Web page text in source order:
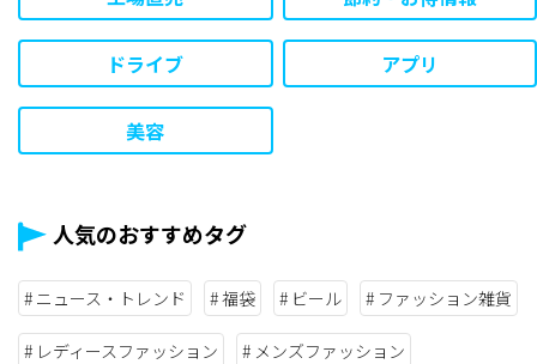
ドライブ アプリ
美容
人気のおすすめタグ
ニュース・トレンド 福袋 ビール ファッション雑貨
レディースファッション メンズファッション